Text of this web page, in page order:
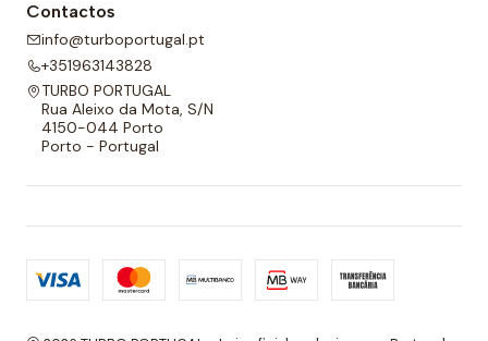
Contactos
info@turboportugal.pt
+351963143828
TURBO PORTUGAL
Rua Aleixo da Mota, S/N
4150-044 Porto
Porto - Portugal